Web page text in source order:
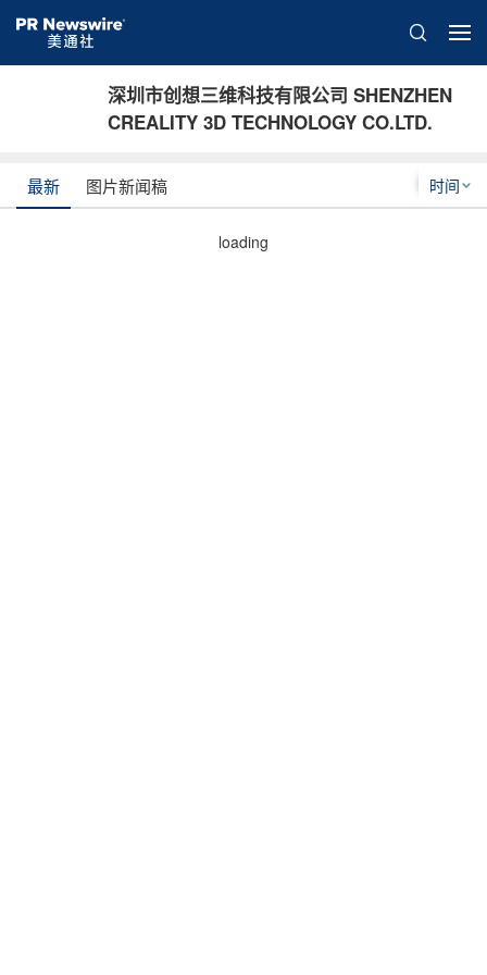
深圳市创想三维科技有限公司 SHENZHEN
CREALITY 3D TECHNOLOGY CO.LTD.
时间
最新 图片新闻稿
loading